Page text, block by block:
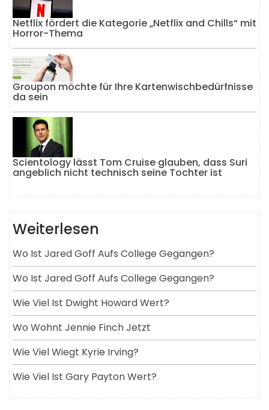
Netflix fördert die Kategorie „Netflix and Chills“ mit
Horror-Thema
Groupon möchte für Ihre Kartenwischbedürfnisse
da sein
Scientology lässt Tom Cruise glauben, dass Suri
angeblich nicht technisch seine Tochter ist
Weiterlesen
Wo Ist Jared Goff Aufs College Gegangen?
Wo Ist Jared Goff Aufs College Gegangen?
Wie Viel Ist Dwight Howard Wert?
Wo Wohnt Jennie Finch Jetzt
Wie Viel Wiegt Kyrie Irving?
Wie Viel Ist Gary Payton Wert?